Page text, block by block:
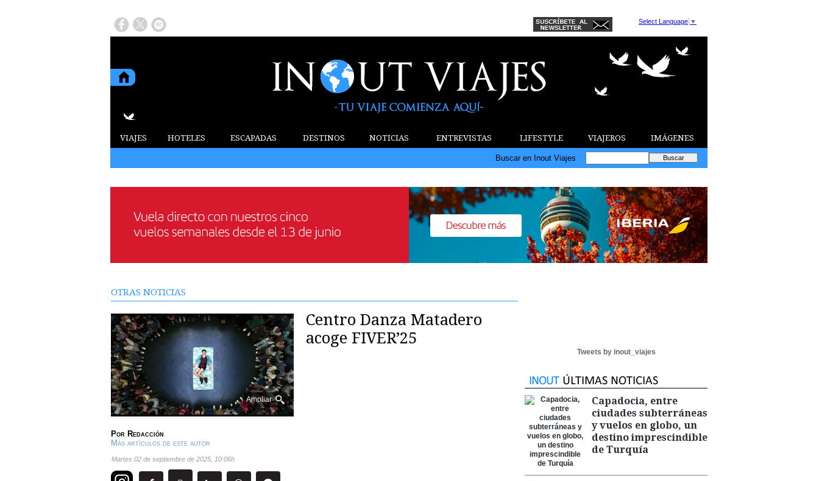
Select Language ▼
VIAJES HOTELES ESCAPADAS DESTINOS NOTICIAS ENTREVISTAS LIFESTYLE VIAJEROS IMÁGENES
Buscar en Inout Viajes
OTRAS NOTICIAS
Ampliar
Centro Danza Matadero
acoge FIVER’25
Por Redacción
Más artículos de este autor
martes 02 de septiembre de 2025 10:06h
Tweets by inout_viajes
Capadocia, entre
ciudades subterráneas
y vuelos en globo, un
destino imprescindible
de Turquía